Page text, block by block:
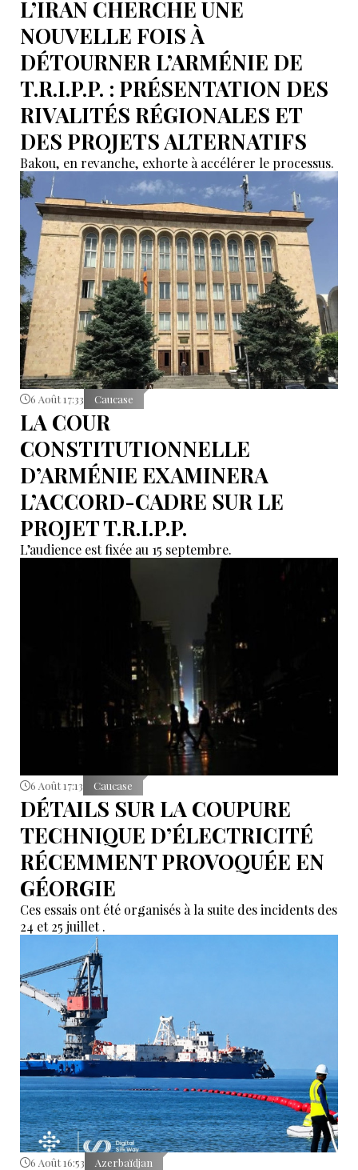
L’IRAN CHERCHE UNE
NOUVELLE FOIS À
DÉTOURNER L’ARMÉNIE DE
T.R.I.P.P. : PRÉSENTATION DES
RIVALITÉS RÉGIONALES ET
DES PROJETS ALTERNATIFS
Bakou, en revanche, exhorte à accélérer le processus.
6 Août 17:33 Caucase
LA COUR
CONSTITUTIONNELLE
D’ARMÉNIE EXAMINERA
L’ACCORD-CADRE SUR LE
PROJET T.R.I.P.P.
L’audience est fixée au 15 septembre.
6 Août 17:13 Caucase
DÉTAILS SUR LA COUPURE
TECHNIQUE D’ÉLECTRICITÉ
RÉCEMMENT PROVOQUÉE EN
GÉORGIE
Ces essais ont été organisés à la suite des incidents des
24 et 25 juillet .
6 Août 16:53 Azerbaïdjan